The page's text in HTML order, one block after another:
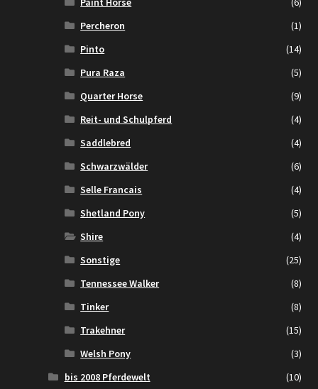
Percheron
(1)
Pinto
(14)
Pura Raza
(5)
Quarter Horse
(9)
Reit- und Schulpferd
(4)
Saddlebred
(4)
Schwarzwälder
(6)
Selle Francais
(4)
Shetland Pony
(5)
Shire
(4)
Sonstige
(25)
Tennessee Walker
(8)
Tinker
(8)
Trakehner
(15)
Welsh Pony
(3)
bis 2008 Pferdewelt
(10)